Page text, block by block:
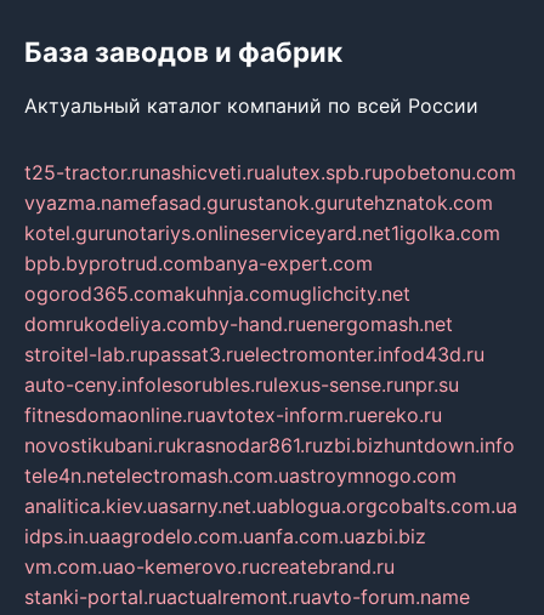
База заводов и фабрик
Актуальный каталог компаний по всей России
t25-tractor.runashicveti.rualutex.spb.rupobetonu.com
vyazma.namefasad.gurustanok.gurutehznatok.com
kotel.gurunotariys.onlineserviceyard.net1igolka.com
bpb.byprotrud.combanya-expert.com
ogorod365.comakuhnja.comuglichcity.net
domrukodeliya.comby-hand.ruenergomash.net
stroitel-lab.rupassat3.ruelectromonter.infod43d.ru
auto-ceny.infolesorubles.rulexus-sense.runpr.su
fitnesdomaonline.ruavtotex-inform.ruereko.ru
novostikubani.rukrasnodar861.ruzbi.bizhuntdown.info
tele4n.netelectromash.com.uastroymnogo.com
analitica.kiev.uasarny.net.uablogua.orgcobalts.com.ua
idps.in.uaagrodelo.com.uanfa.com.uazbi.biz
vm.com.uao-kemerovo.rucreatebrand.ru
stanki-portal.ruactualremont.ruavto-forum.name